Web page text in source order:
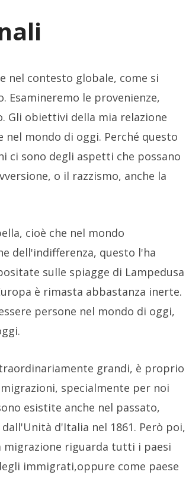
nel contesto globale, come si
le provenienze,
Gli obiettivi della mia relazione
mondo di oggi. Perché questo
sono degli aspetti che possano
o il razzismo, anche la
cioè che nel mondo
dell'indifferenza, questo l'ha
sulle spiagge di Lampedusa
è rimasta abbastanza inerte.
persone nel mondo di oggi,
grandi, è proprio
specialmente per noi
esistite anche nel passato,
d'Italia nel 1861. Però poi,
migrazione riguarda tutti i paesi
immigrati,oppure come paese